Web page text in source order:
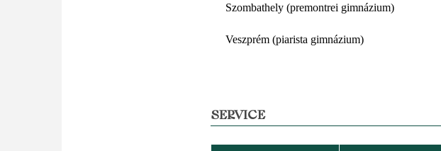
Szombathely (premontrei gimnázium)
Veszprém (piarista gimnázium)
SERVICE